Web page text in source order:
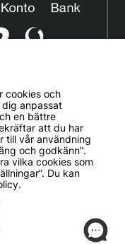
|Köp- och
40 01
12:00
Örebro
cookies och
anpassat
en bättre
att du har
till vår användning
och godkänn".
vilka cookies som
Du kan